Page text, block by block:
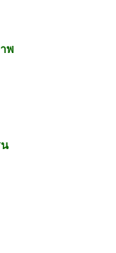
พ
VS
ชับตัวไหน